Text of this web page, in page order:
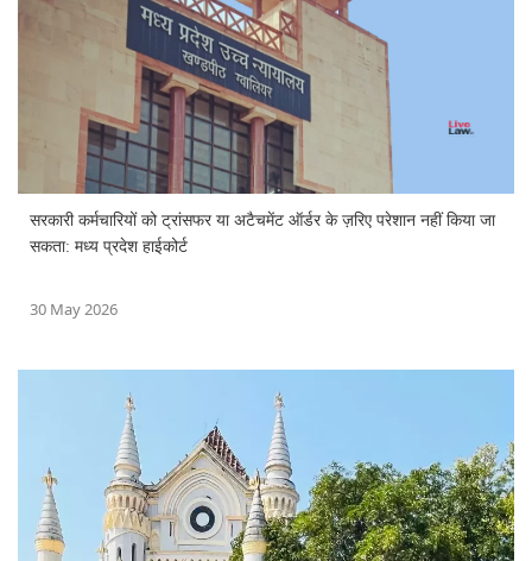
सरकारी कर्मचारियों को ट्रांसफर या अटैचमेंट ऑर्डर के ज़रिए परेशान नहीं किया जा
सकता: मध्य प्रदेश हाईकोर्ट
30 May 2026